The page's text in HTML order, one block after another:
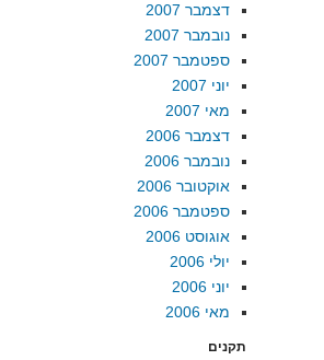
דצמבר 2007
נובמבר 2007
ספטמבר 2007
יוני 2007
מאי 2007
דצמבר 2006
נובמבר 2006
אוקטובר 2006
ספטמבר 2006
אוגוסט 2006
יולי 2006
יוני 2006
מאי 2006
תקנים